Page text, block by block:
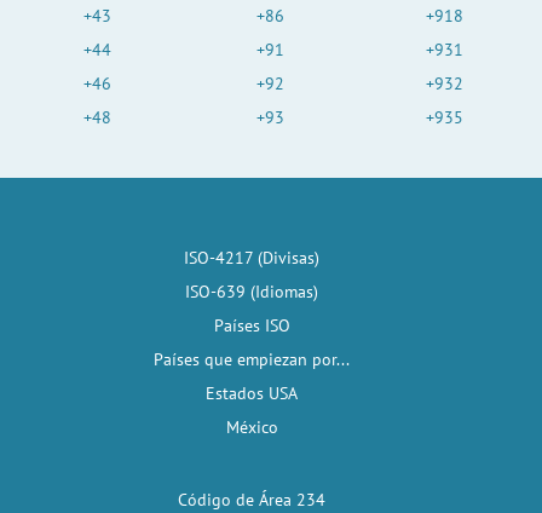
+43
+44
+46
+48
+86
+91
+92
+93
+918
+931
+932
+935
ISO-4217 (Divisas)
ISO-639 (Idiomas)
Países ISO
Países que empiezan por...
Estados USA
México
Código de Área 234